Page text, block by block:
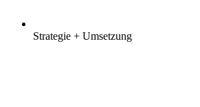
Strategie + Umsetzung